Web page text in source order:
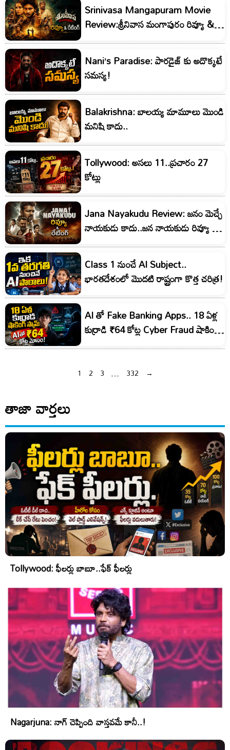
Srinivasa Mangapuram Movie
Review:శ్రీనివాస మంగాపురం రివ్యూ &
రేటింగ్
Nani’s Paradise: పారడైజ్ కు అదొక్కటే
సమస్య!
Balakrishna: బాలయ్య మామూలు మొండి
మనిషి కాదు..
Tollywood: అసలు 11..ప్రచారం 27
కోట్లు
Jana Nayakudu Review: జనం మెచ్చే
నాయకుడు కాదు..జన నాయకుడు రివ్యూ &
రేటింగ్!
Class 1 నుంచే AI Subject..
భారతదేశంలో మొదటి రాష్ట్రంగా కొత్త చరిత్ర!
AI తో Fake Banking Apps.. 18 ఏళ్ల
కుర్రాడి ₹64 కోట్ల Cyber Fraud షాకింగ్
ఆపరేషన్!
1 2 3 … 332 →
తాజా వార్తలు
Tollywood: ఫీలర్లు బాబూ..ఫేక్ ఫీలర్లు
Nagarjuna: నాగ్ చెప్పింది వాస్తవమే కానీ..!